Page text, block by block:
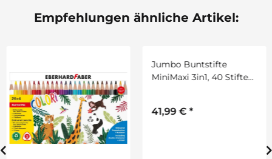
Empfehlungen ähnliche Artikel: